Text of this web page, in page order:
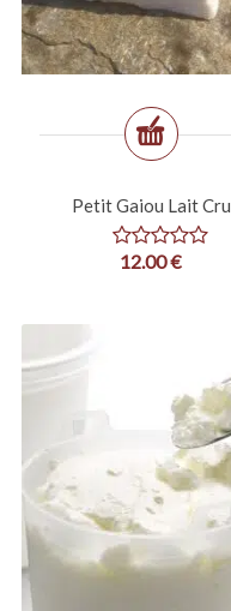
Petit Gaiou Lait Cru
12.00€